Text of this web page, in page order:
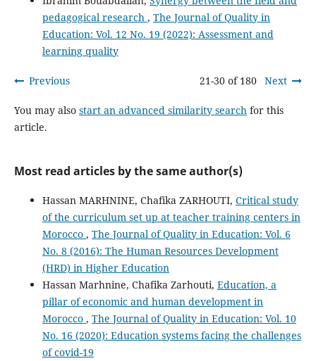
pedagogical research , The Journal of Quality in
Education: Vol. 12 No. 19 (2022): Assessment and
learning quality
Previous 21-30 of 180 Next
You may also start an advanced similarity search for this
article.
Most read articles by the same author(s)
Hassan MARHNINE, Chafika ZARHOUTI, Critical study
of the curriculum set up at teacher training centers in
Morocco , The Journal of Quality in Education: Vol. 6
No. 8 (2016): The Human Resources Development
(HRD) in Higher Education
Hassan Marhnine, Chafika Zarhouti, Education, a
pillar of economic and human development in
Morocco , The Journal of Quality in Education: Vol. 10
No. 16 (2020): Education systems facing the challenges
of covid-19